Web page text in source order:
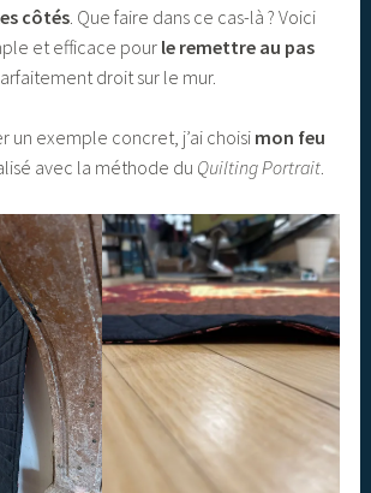
côtés . Que faire dans ce cas-là ? Voici
et efficace pour le remettre au pas
droit sur le mur.
un exemple concret, j’ai choisi mon feu
avec la méthode du Quilting Portrait.